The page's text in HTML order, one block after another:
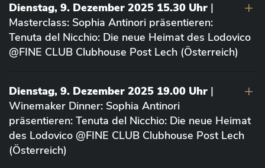
Dienstag, 9. Dezember 2025 15.30 Uhr |
Masterclass: Sophia Antinori präsentieren:
Tenuta del Nicchio: Die neue Heimat des Lodovico
@FINE CLUB Clubhouse Post Lech (Österreich)
Dienstag, 9. Dezember 2025 19.00 Uhr |
Winemaker Dinner: Sophia Antinori
präsentieren: Tenuta del Nicchio: Die neue Heimat
des Lodovico @FINE CLUB Clubhouse Post Lech
(Österreich)